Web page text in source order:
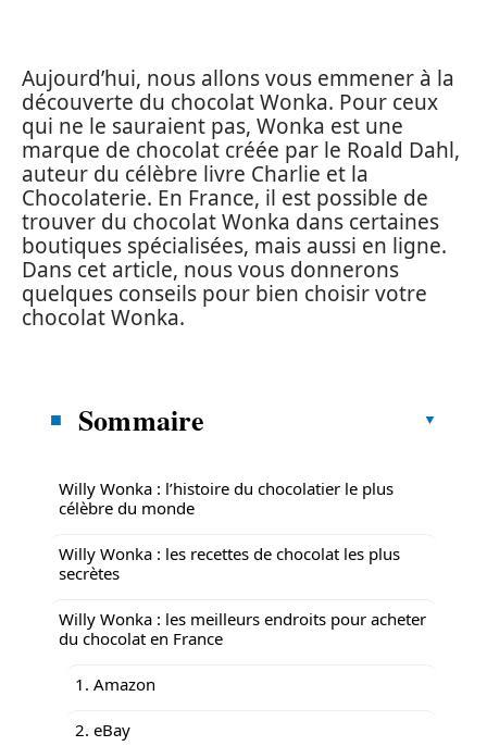
Aujourd’hui, nous allons vous emmener à la
découverte du chocolat Wonka. Pour ceux
qui ne le sauraient pas, Wonka est une
marque de chocolat créée par le Roald Dahl,
auteur du célèbre livre Charlie et la
Chocolaterie. En France, il est possible de
trouver du chocolat Wonka dans certaines
boutiques spécialisées, mais aussi en ligne.
Dans cet article, nous vous donnerons
quelques conseils pour bien choisir votre
chocolat Wonka.
Sommaire
Willy Wonka : l’histoire du chocolatier le plus
célèbre du monde
Willy Wonka : les recettes de chocolat les plus
secrètes
Willy Wonka : les meilleurs endroits pour acheter
du chocolat en France
1. Amazon
2. eBay